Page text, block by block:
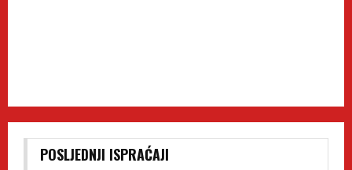
POSLJEDNJI ISPRAĆAJI